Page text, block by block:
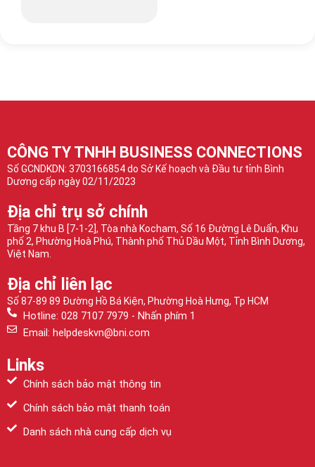
CÔNG TY TNHH BUSINESS CONNECTIONS
Số GCNDKDN: 3703166854 do Sở Kế hoạch và Đầu tư tỉnh Bình
Dương cấp ngày 02/11/2023
Địa chỉ trụ sở chính
Tầng 7 khu B [7-1-2], Tòa nhà Kocham, Số 16 Đường Lê Duẩn, Khu
phố 2, Phường Hoà Phú, Thành phố Thủ Dầu Một, Tỉnh Bình Dương,
Việt Nam.
Địa chỉ liên lạc
Số 87-89 89 Đường Hồ Bá Kiện, Phường Hoà Hưng, Tp HCM
Hotline: 028 7107 7979 - Nhấn phím 1
Email: helpdeskvn@bni.com
Links
Chính sách bảo mật thông tin
Chính sách bảo mật thanh toán
Danh sách nhà cung cấp dịch vụ